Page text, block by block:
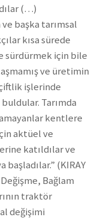
(…)
başka tarımsal
kısa sürede
sürdürmek için bile
ve üretimin
işlerinde
Tarımda
kentlere
aktüel ve
katıldılar ve
(KIRAY
Bağlam
traktör
değişimi